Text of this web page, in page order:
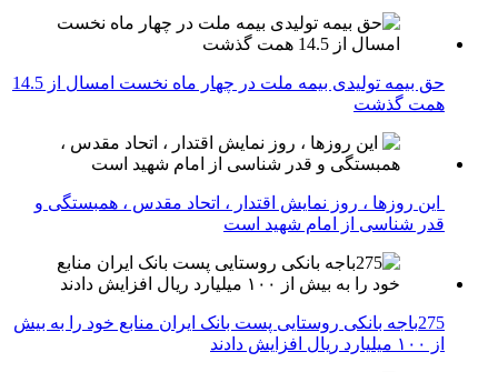
حق بیمه تولیدی بیمه ملت در چهار ماه نخست امسال از 14.5
همت گذشت
این روزها ، روز نمایش اقتدار ، اتحاد مقدس ، همبستگی و
قدر شناسی از امام شهید است
275باجه بانکی روستایی پست بانک ایران منابع خود را به بیش
از ۱۰۰ میلیارد ریال افزایش دادند